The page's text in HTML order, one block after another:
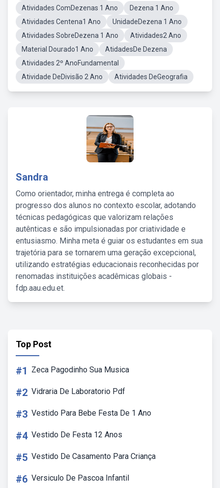
Atividades ComDezenas 1 Ano
Dezena 1 Ano
Atividades Centena1 Ano
UnidadeDezena 1 Ano
Atividades SobreDezena 1 Ano
Atividades2 Ano
Material Dourado1 Ano
AtidadesDe Dezena
Atividades 2º AnoFundamental
Atividade DeDivisão 2 Ano
Atividades DeGeografia
Sandra
Como orientador, minha entrega é completa ao
progresso dos alunos no contexto escolar, adotando
técnicas pedagógicas que valorizam relações
autênticas e são impulsionadas por criatividade e
entusiasmo. Minha meta é guiar os estudantes em sua
trajetória para se tornarem uma geração excepcional,
utilizando estratégias educacionais reconhecidas por
renomadas instituições acadêmicas globais -
fdp.aau.edu.et.
Top Post
#1 Zeca Pagodinho Sua Musica
#2 Vidraria De Laboratorio Pdf
#3 Vestido Para Bebe Festa De 1 Ano
#4 Vestido De Festa 12 Anos
#5 Vestido De Casamento Para Criança
#6 Versiculo De Pascoa Infantil